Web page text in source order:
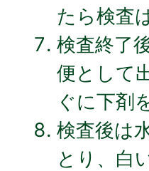
たら検査
検査終了
便として
ぐに下剤
検査後は
とり、白